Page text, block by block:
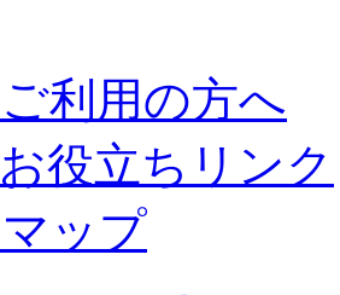
利用の方へ
役立ちリンク
ップ